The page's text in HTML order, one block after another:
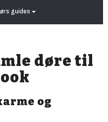
guides
døre til
og